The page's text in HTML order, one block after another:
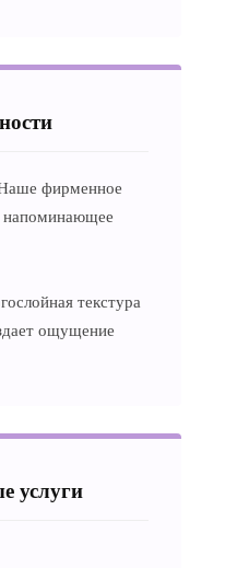
фирменное
напоминающее
текстура
ощущение
услуги